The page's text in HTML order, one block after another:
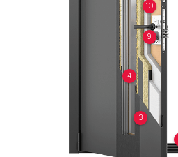
3
4
9
10